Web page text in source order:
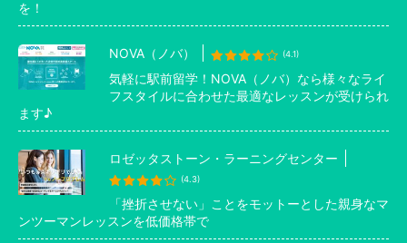
を！
NOVA（ノバ） (4.1)
気軽に駅前留学！NOVA（ノバ）なら様々なライ
フスタイルに合わせた最適なレッスンが受けられ
ます♪
ロゼッタストーン・ラーニングセンター
(4.3)
「挫折させない」ことをモットーとした親身なマ
ンツーマンレッスンを低価格帯で